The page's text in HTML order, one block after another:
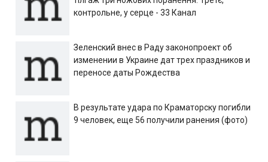
контрольне, у серце - 33 Канал
Зеленский внес в Раду законопроект об
изменении в Украине дат трех праздников и
переносе даты Рождества
В результате удара по Краматорску погибли
9 человек, еще 56 получили ранения (фото)